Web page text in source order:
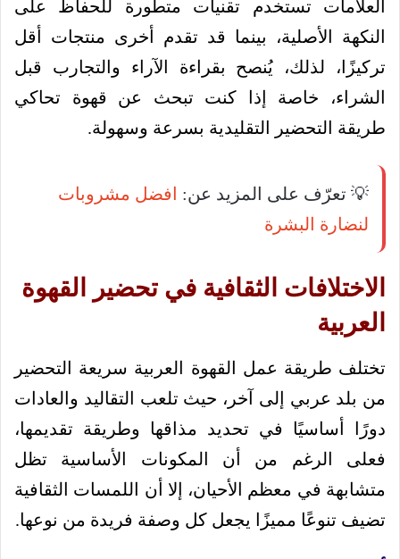
العلامات تستخدم تقنيات متطورة للحفاظ على
النكهة الأصلية، بينما قد تقدم أخرى منتجات أقل
تركيزًا، لذلك، يُنصح بقراءة الآراء والتجارب قبل
الشراء، خاصة إذا كنت تبحث عن قهوة تحاكي
طريقة التحضير التقليدية بسرعة وسهولة.
💡 تعرّف على المزيد عن:
افضل مشروبات
لنضارة البشرة
الاختلافات الثقافية في تحضير القهوة
العربية
تختلف طريقة عمل القهوة العربية سريعة التحضير
من بلد عربي إلى آخر، حيث تلعب التقاليد والعادات
دورًا أساسيًا في تحديد مذاقها وطريقة تقديمها،
فعلى الرغم من أن المكونات الأساسية تظل
متشابهة في معظم الأحيان، إلا أن اللمسات الثقافية
تضيف تنوعًا مميزًا يجعل كل وصفة فريدة من نوعها.